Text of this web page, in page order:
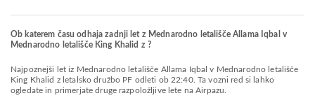
Ob katerem času odhaja zadnji let z Mednarodno letališče Allama Iqbal v
Mednarodno letališče King Khalid z ?
Najpoznejši let iz Mednarodno letališče Allama Iqbal v Mednarodno letališče
King Khalid z letalsko družbo PF odleti ob 22:40. Ta vozni red si lahko
ogledate in primerjate druge razpoložljive lete na Airpazu.